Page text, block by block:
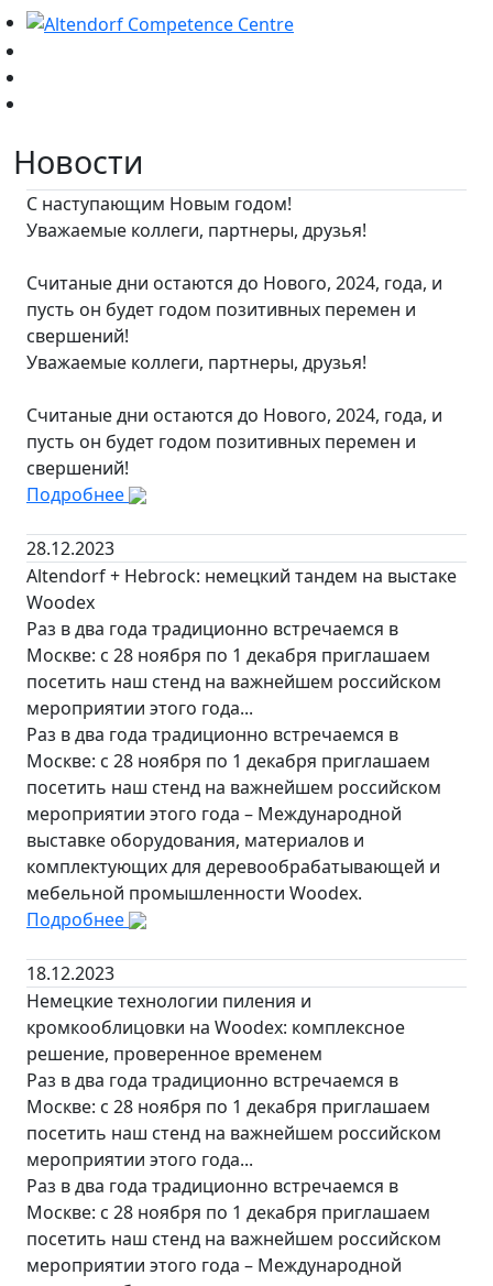
Новости
С наступающим Новым годом!
Уважаемые коллеги, партнеры, друзья!
Считаные дни остаются до Нового, 2024, года, и
пусть он будет годом позитивных перемен и
свершений!
Уважаемые коллеги, партнеры, друзья!
Считаные дни остаются до Нового, 2024, года, и
пусть он будет годом позитивных перемен и
свершений!
Подробнее
28.12.2023
Altendorf + Hebrock: немецкий тандем на выстаке
Woodex
Раз в два года традиционно встречаемся в
Москве: с 28 ноября по 1 декабря приглашаем
посетить наш стенд на важнейшем российском
мероприятии этого года...
Раз в два года традиционно встречаемся в
Москве: с 28 ноября по 1 декабря приглашаем
посетить наш стенд на важнейшем российском
мероприятии этого года – Международной
выставке оборудования, материалов и
комплектующих для деревообрабатывающей и
мебельной промышленности Woodex.
Подробнее
18.12.2023
Немецкие технологии пиления и
кромкооблицовки на Woodex: комплексное
решение, проверенное временем
Раз в два года традиционно встречаемся в
Москве: с 28 ноября по 1 декабря приглашаем
посетить наш стенд на важнейшем российском
мероприятии этого года...
Раз в два года традиционно встречаемся в
Москве: с 28 ноября по 1 декабря приглашаем
посетить наш стенд на важнейшем российском
мероприятии этого года – Международной